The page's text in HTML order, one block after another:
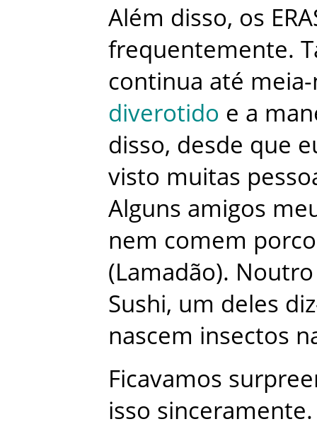
Além disso, os
frequentemente.
continua até
diverotido e a
disso, desde que
visto muitas
Alguns amigos
nem comem porco
(Lamadão). Noutro
Sushi, um deles
nascem insectos
Ficavamos
isso sinceramente.